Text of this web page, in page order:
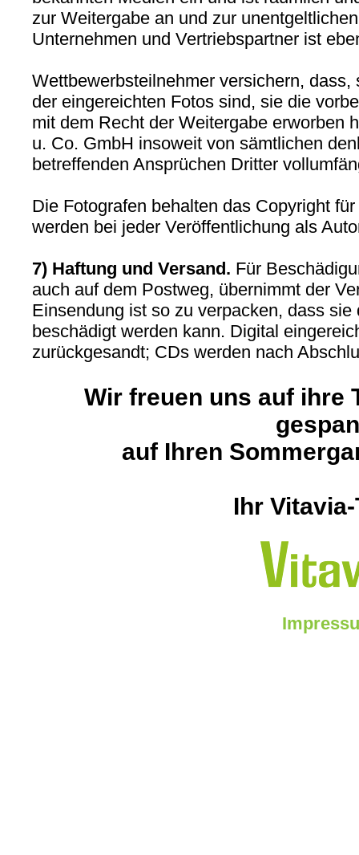
zur Weitergabe an und zur
Unternehmen und Vertriebspartner ist
Wettbewerbsteilnehmer versichern,
der eingereichten Fotos sind, sie die
mit dem Recht der Weitergabe erworben
u. Co. GmbH insoweit von sämtlichen
betreffenden Ansprüchen Dritter
Die Fotografen behalten das Copyright
werden bei jeder Veröffentlichung als
7) Haftung und Versand. Für
auch auf dem Postweg, übernimmt der
Einsendung ist so zu verpacken, dass sie
beschädigt werden kann. Digital
zurückgesandt; CDs werden nach
Wir freuen uns auf ihre
auf Ihren
Ihr